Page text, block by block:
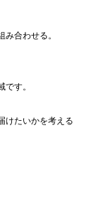
合わせる。
す。
けたいかを考える